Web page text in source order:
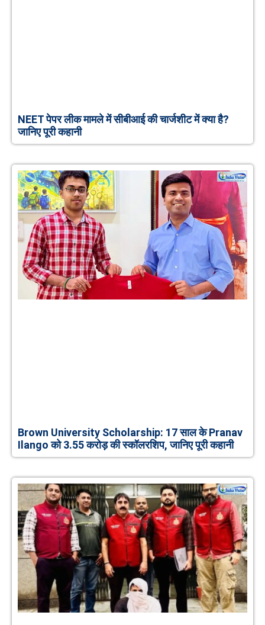
NEET पेपर लीक मामले में सीबीआई की चार्जशीट में क्या है?
जानिए पूरी कहानी
Brown University Scholarship: 17 साल के Pranav
Ilango को 3.55 करोड़ की स्कॉलरशिप, जानिए पूरी कहानी